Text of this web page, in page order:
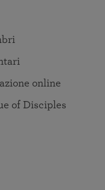
online
of Disciples